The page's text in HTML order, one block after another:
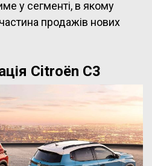
у сегменті, в якому
продажів нових
Citroën C3